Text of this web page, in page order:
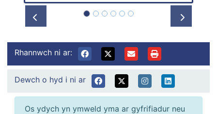
Prev Next
Rhannwch ni ar:
Dewch o hyd i ni ar
Os ydych yn ymweld yma ar gyfrifiadur neu